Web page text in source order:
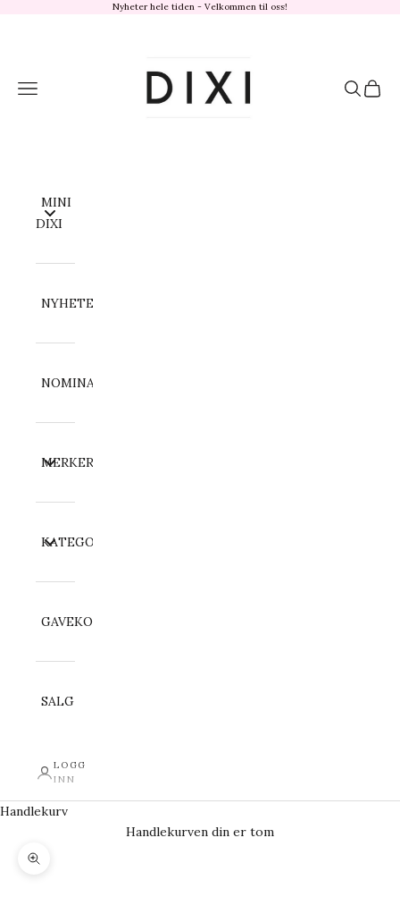
Nyheter hele tiden - Velkommen til oss!
Meny Søk
MINI
DIXI
NYHETER
NOMINATION
MERKER
KATEGORI
GAVEKORT
SALG
LOGG
INN
Handlekurv
Handlekurven din er tom
Forstørr